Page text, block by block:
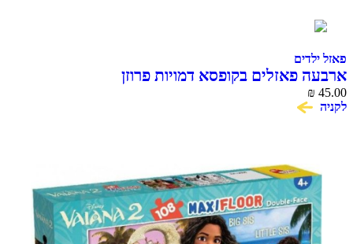
פאזל ילדים
ארבעה פאזלים בקופסא דמויות פרוזן
₪ 45.00
לקניה